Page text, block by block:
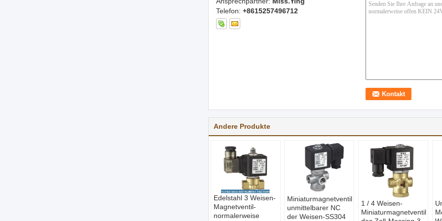
Telefon: +8615257496712
Andere Produkte
Edelstahl 3 Weisen-
Magnetventil-
normalerweise
Miniaturmagnetventil
unmittelbarer NC
der Weisen-SS304
1 / 4 Weisen-
Miniaturmagnetventil